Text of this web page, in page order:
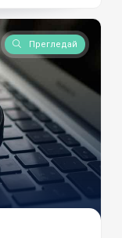
Прегледай